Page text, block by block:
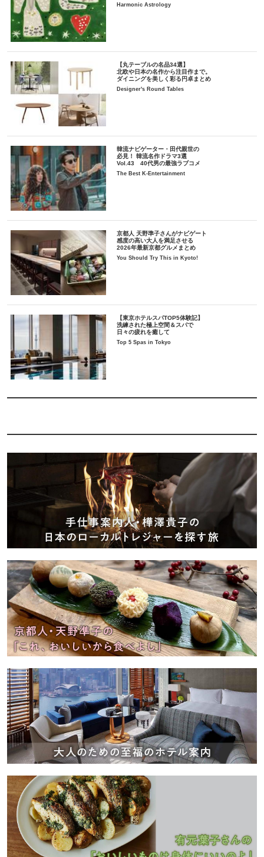
Harmonic Astrology
【丸テーブルの名品34選】
北欧や日本の名作から注目作まで。
ダイニングを美しく彩る円卓まとめ
Designer's Round Tables
韓流ナビゲーター・田代親世の
必見！ 韓流名作ドラマ3選
Vol.43 40代男の最強ラブコメ
The Best K-Entertainment
京都人 天野準子さんがナビゲート
感度の高い大人を満足させる
2026年最新京都グルメまとめ
You Should Try This in Kyoto!
【東京ホテルスパTOP5体験記】
洗練された極上空間＆スパで
日々の疲れを癒して
Top 5 Spas in Tokyo